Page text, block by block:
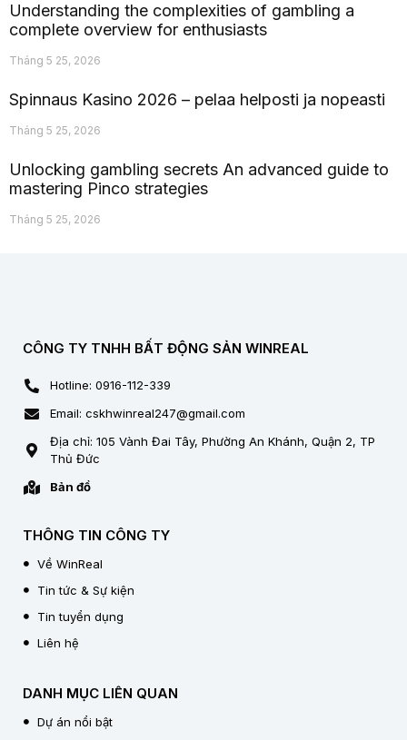
Understanding the complexities of gambling a
complete overview for enthusiasts
Tháng 5 25, 2026
Spinnaus Kasino 2026 – pelaa helposti ja nopeasti
Tháng 5 25, 2026
Unlocking gambling secrets An advanced guide to
mastering Pinco strategies
Tháng 5 25, 2026
CÔNG TY TNHH BẤT ĐỘNG SẢN WINREAL
Hotline: 0916-112-339
Email: cskhwinreal247@gmail.com
Địa chỉ: 105 Vành Đai Tây, Phường An Khánh, Quận 2, TP
Thủ Đức
Bản đồ
THÔNG TIN CÔNG TY
Về WinReal
Tin tức & Sự kiện
Tin tuyển dụng
Liên hệ
DANH MỤC LIÊN QUAN
Dự án nổi bật